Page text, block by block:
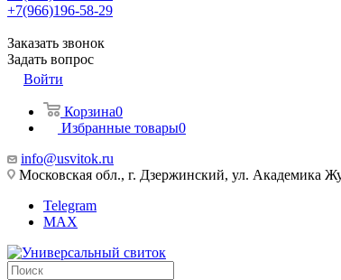
+7(966)196-58-29
Заказать звонок
Задать вопрос
Войти
Корзина0
Избранные товары0
info@usvitok.ru
Московская обл., г. Дзержинский, ул. Академика
Telegram
MAX